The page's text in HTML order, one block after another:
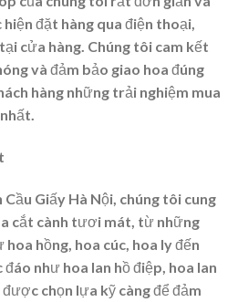
đặt hàng qua điện thoại,
cửa hàng. Chúng tôi cam kết
và đảm bảo giao hoa đúng
hàng những trải nghiệm mua
Giấy Hà Nội, chúng tôi cung
cắt cành tươi mát, từ những
hồng, hoa cúc, hoa ly đến
như hoa lan hồ điệp, hoa lan
chọn lựa kỹ càng để đảm